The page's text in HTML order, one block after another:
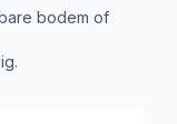
bodem of